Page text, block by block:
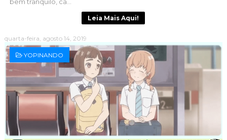
Leia Mais Aqui!
quarta-feira, agosto 14, 2019
YOPINANDO